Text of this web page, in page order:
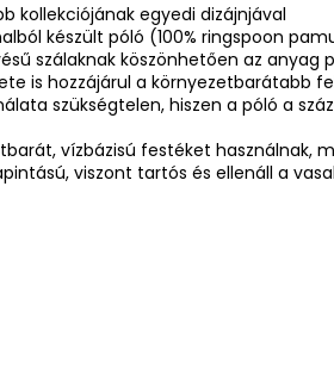
kollekciójának egyedi dizájnjával
készült póló (100% ringspoon
szálaknak köszönhetően az anyag
is hozzájárul a környezetbarátabb
szükségtelen, hiszen a póló a
vízbázisú festéket használnak,
viszont tartós és ellenáll a